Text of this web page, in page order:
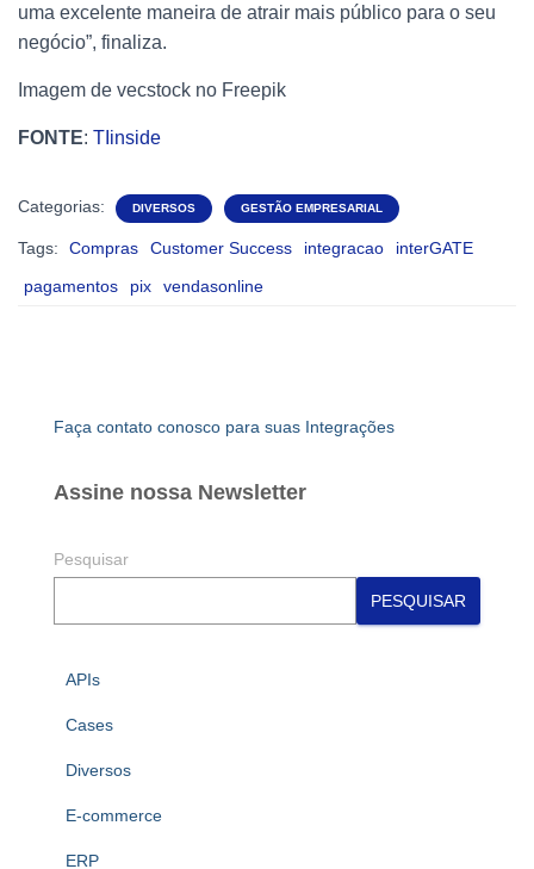
uma excelente maneira de atrair mais público para o seu
negócio”, finaliza.
Imagem de vecstock no Freepik
FONTE: TIinside
Categorias: DIVERSOS GESTÃO EMPRESARIAL
Tags: Compras Customer Success integracao
interGATE
pagamentos
pix vendasonline
Faça contato conosco para suas Integrações
Assine nossa Newsletter
Pesquisar
PESQUISAR
APIs
Cases
Diversos
E-commerce
ERP